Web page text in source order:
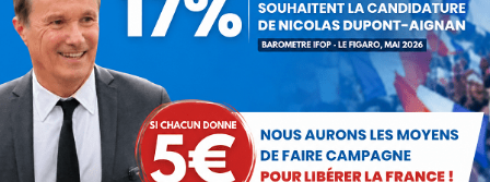
Euro : le bon sens s’impose peu
à peu
Communiqués ParDebout La France
3 avril 2014
Hier est sorti le livre « Casser l’euro pour